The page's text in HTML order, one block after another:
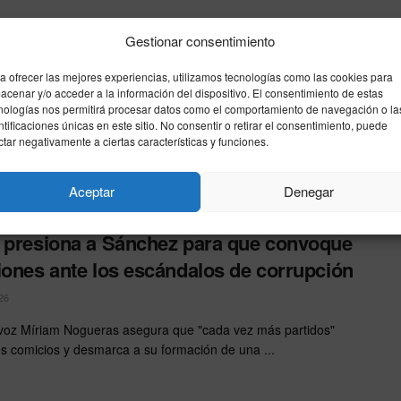
Gestionar consentimiento
ofrecer las mejores experiencias, utilizamos tecnologías como las cookies para
y/o acceder a la información del dispositivo. El consentimiento de estas
nos permitirá procesar datos como el comportamiento de navegación o
únicas en este sitio. No consentir o retirar el consentimiento, puede
negativamente a ciertas características y funciones.
Aceptar Denegar
acelerar una moción de censura
Sánchez ante la presión interna: “Algo
hacer”
nacional de los populares sopesa seriamente registrar la
el Congreso de los Diputados, a pesar de ...
a Sánchez para que convoque
ante los escándalos de corrupción
Míriam Nogueras asegura que "cada vez más partidos"
comicios y desmarca a su formación de una ...